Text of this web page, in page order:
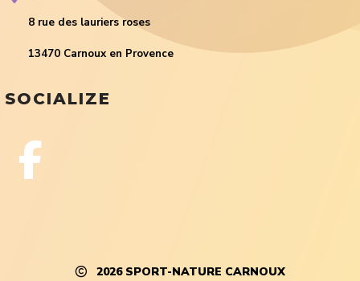
8 rue des lauriers roses
13470 Carnoux en Provence
SOCIALIZE
2026 SPORT-NATURE CARNOUX